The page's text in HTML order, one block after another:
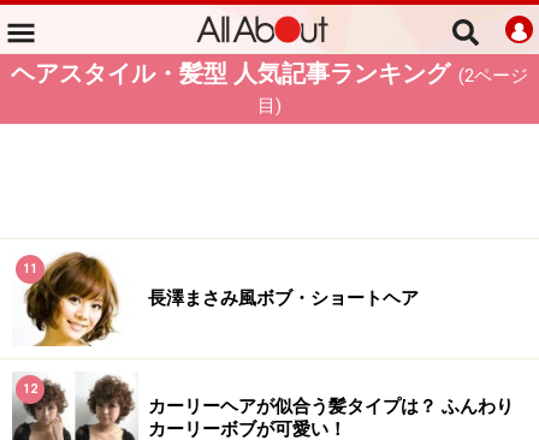
ヘアスタイル・髪型 人気記事ランキング (2ページ
目)
11
長澤まさみ風ボブ・ショートヘア
12
カーリーヘアが似合う髪タイプは？ ふんわり
カーリーボブが可愛い！